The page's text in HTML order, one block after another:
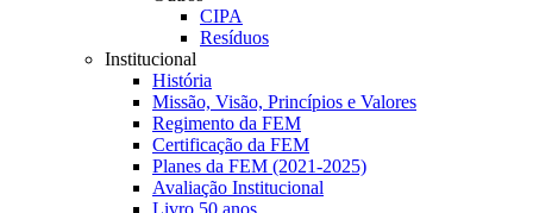
CIPA
Resíduos
Institucional
História
Missão, Visão, Princípios e Valores
Regimento da FEM
Certificação da FEM
Planes da FEM (2021-2025)
Avaliação Institucional
Livro 50 anos